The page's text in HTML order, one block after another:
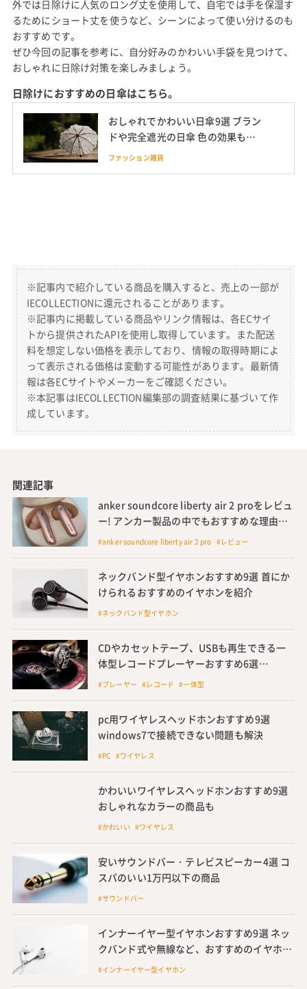
外では日除けに人気のロング丈を使用して、自宅では手を保湿す
るためにショート丈を使うなど、シーンによって使い分けるのも
おすすめです。
ぜひ今回の記事を参考に、自分好みのかわいい手袋を見つけて、
おしゃれに日除け対策を楽しみましょう。
日除けにおすすめの日傘はこちら。
おしゃれでかわいい日傘9選 ブラン
ドや完全遮光の日傘 色の効果も解
説【100人に調査も】
ファッション雑貨
※記事内で紹介している商品を購入すると、売上の一部が
IECOLLECTIONに還元されることがあります。
※記事内に掲載している商品やリンク情報は、各ECサイ
トから提供されたAPIを使用し取得しています。また配送
料を想定しない価格を表示しており、情報の取得時期によ
って表示される価格は変動する可能性があります。最新情
報は各ECサイトやメーカーをご確認ください。
※本記事はIECOLLECTION編集部の調査結果に基づいて作
成しています。
関連記事
anker soundcore liberty air 2 proをレビュ
ー! アンカー製品の中でもおすすめな理由を
解説
#anker soundcore liberty air 2 pro #レビュー
ネックバンド型イヤホンおすすめ9選 首にか
けられるおすすめのイヤホンを紹介
#ネックバンド型イヤホン
CDやカセットテープ、USBも再生できる一
体型レコードプレーヤーおすすめ6選
bluetooth対応機種も紹介
#プレーヤー #レコード #一体型
pc用ワイヤレスヘッドホンおすすめ9選
windows7で接続できない問題も解決
#PC #ワイヤレス
かわいいワイヤレスヘッドホンおすすめ9選
おしゃれなカラーの商品も
#かわいい #ワイヤレス
安いサウンドバー・テレビスピーカー4選 コ
スパのいい1万円以下の商品
#サウンドバー
インナーイヤー型イヤホンおすすめ9選 ネッ
クバンド式や無線など、おすすめのイヤホン
を紹介
#インナーイヤー型イヤホン